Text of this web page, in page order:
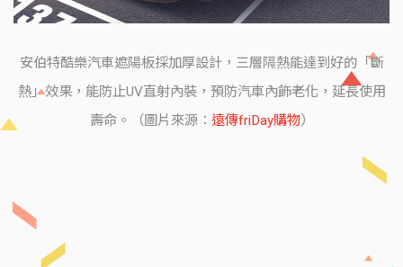
安伯特酷樂汽車遮陽板採加厚設計，三層隔熱能達到好的「斷
熱」效果，能防止UV直射內裝，預防汽車內飾老化，延長使用
壽命。（圖片來源： 遠傳friDay購物）